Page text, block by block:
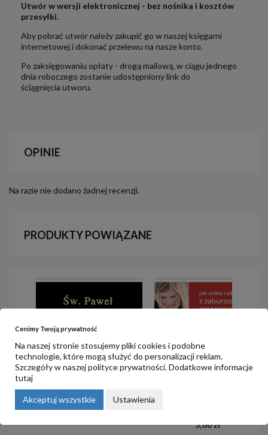
Utwór w wersji elektronicznej - bez nośnika i kosztów
przesyłki.
Aby pobrać utwór należy zakupić go w naszej księgarni
internetowej i dokonać przelewu na nasze konto.
Po zaksięgowaniu opłaty - drogą mailową, w ciągu jednego
dnia roboczego zostanie udostępniony link do
ściągnięcia utworu.
OPINIE
Na razie nie dodano żadnej recenzji.
PRODUKTY POWIĄZANE
6. Paweł, który oddał życie za
jedność
3,00 zł
Cenimy Twoją prywatność
Na naszej stronie stosujemy pliki cookies i podobne
technologie, które mogą służyć do personalizacji reklam.
Szczegóły w naszejpolityce prywatności. Dodatkowe informacje
tutaj
Akceptuj wszystkie Ustawienia